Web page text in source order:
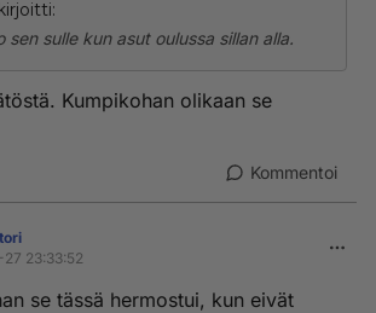
sen sulle kun asut oulussa sillan alla.
Kumpikohan olikaan se
Kommentoi
23:33:52
se tässä hermostui, kun eivät